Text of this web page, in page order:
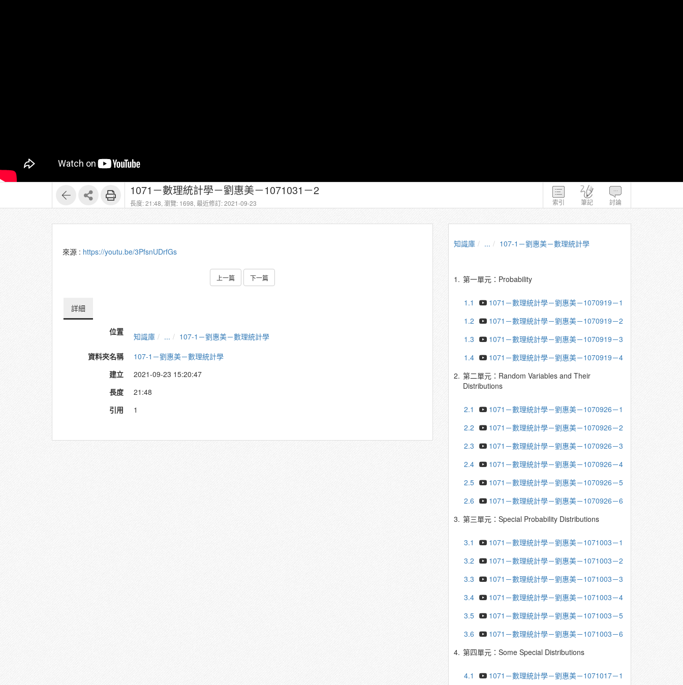
索引 筆記 討論
1071－數理統計學－劉惠美－1071031－2
長度: 21:48, 瀏覽: 1698, 最近修訂: 2021-09-23
來源 : https://youtu.be/3PfsnUDrfGs
上一篇 下一篇
詳細
位置 知識庫 ...
107-1－劉惠美－數理統計學
資料夾名稱
107-1－劉惠美－數理統計學
建立
2021-09-23 15:20:47
長度
21:48
引用
1
知識庫 ... 107-1－劉惠美－數理統計學
1. 第一單元：Probability
1.1
1071－數理統計學－劉惠美－1070919－1
1.2
1071－數理統計學－劉惠美－1070919－2
1.3
1071－數理統計學－劉惠美－1070919－3
1.4
1071－數理統計學－劉惠美－1070919－4
2. 第二單元：Random Variables and Their
Distributions
2.1
1071－數理統計學－劉惠美－1070926－1
2.2
1071－數理統計學－劉惠美－1070926－2
2.3
1071－數理統計學－劉惠美－1070926－3
2.4
1071－數理統計學－劉惠美－1070926－4
2.5
1071－數理統計學－劉惠美－1070926－5
2.6
1071－數理統計學－劉惠美－1070926－6
3. 第三單元：Special Probability Distributions
3.1
1071－數理統計學－劉惠美－1071003－1
3.2
1071－數理統計學－劉惠美－1071003－2
3.3
1071－數理統計學－劉惠美－1071003－3
3.4
1071－數理統計學－劉惠美－1071003－4
3.5
1071－數理統計學－劉惠美－1071003－5
3.6
1071－數理統計學－劉惠美－1071003－6
4. 第四單元：Some Special Distributions
4.1
1071－數理統計學－劉惠美－1071017－1